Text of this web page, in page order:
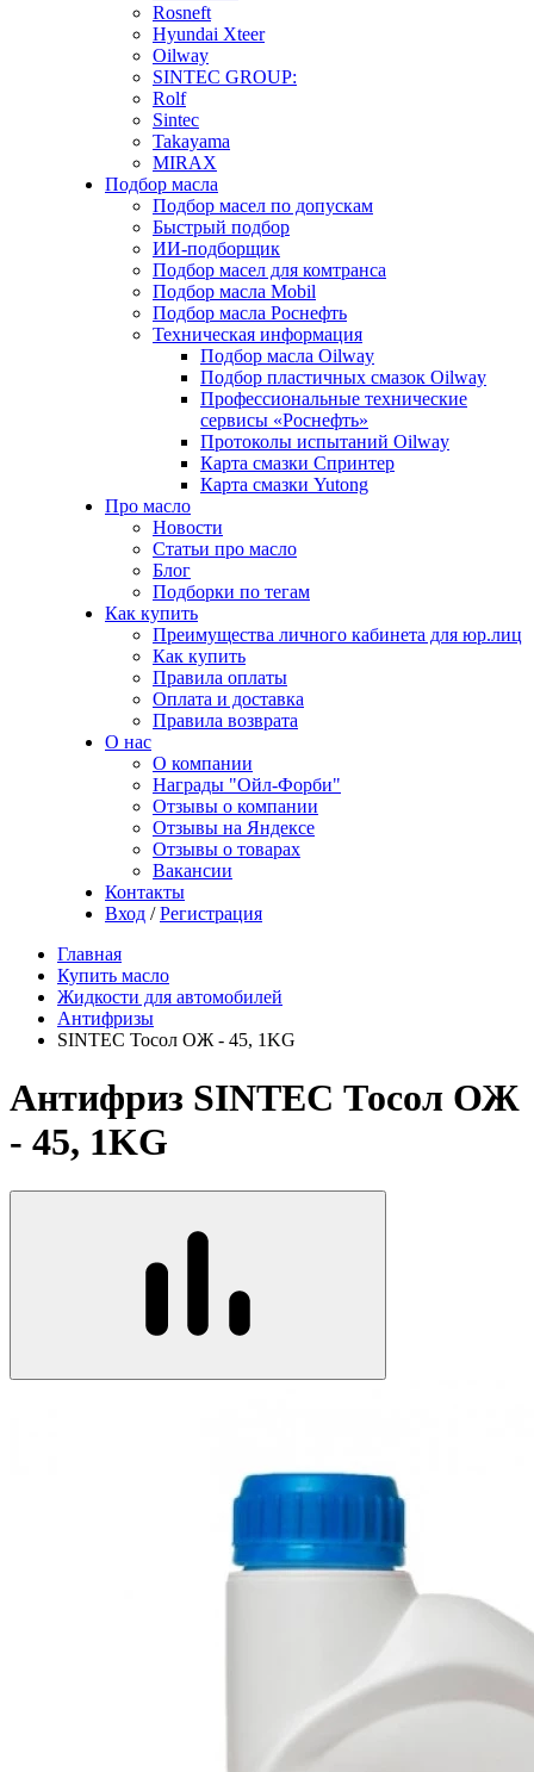
Rosneft
Hyundai Xteer
Oilway
SINTEC GROUP:
Rolf
Sintec
Takayama
MIRAX
Подбор масла
Подбор масел по допускам
Быстрый подбор
ИИ-подборщик
Подбор масел для комтранса
Подбор масла Mobil
Подбор масла Роснефть
Техническая информация
Подбор масла Oilway
Подбор пластичных смазок Oilway
Профессиональные технические
сервисы «Роснефть»
Протоколы испытаний Oilway
Карта смазки Спринтер
Карта смазки Yutong
Про масло
Новости
Статьи про масло
Блог
Подборки по тегам
Как купить
Преимущества личного кабинета для юр.лиц
Как купить
Правила оплаты
Оплата и доставка
Правила возврата
О нас
О компании
Награды "Ойл-Форби"
Отзывы о компании
Отзывы на Яндексе
Отзывы о товарах
Вакансии
Контакты
Вход / Регистрация
Главная
Купить масло
Жидкости для автомобилей
Антифризы
SINTEC Тосол ОЖ - 45, 1KG
Антифриз SINTEC Тосол ОЖ
- 45, 1KG